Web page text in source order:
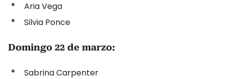
Aria Vega
Silvia Ponce
Domingo 22 de marzo:
Sabrina Carpenter